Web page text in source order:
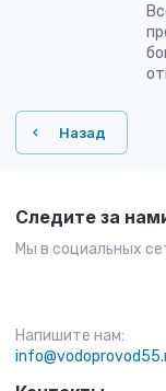
Назад
Следите за
Мы в социальных
Напишите нам: